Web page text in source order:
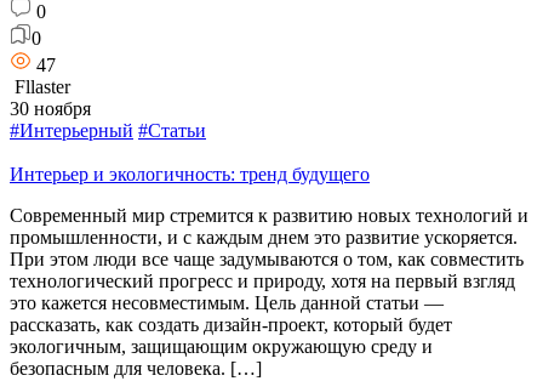
0
0
47
Fllaster
30 ноября
#Интерьерный #Статьи
Интерьер и экологичность: тренд будущего
Современный мир стремится к развитию новых технологий и
промышленности, и с каждым днем это развитие ускоряется.
При этом люди все чаще задумываются о том, как совместить
технологический прогресс и природу, хотя на первый взгляд
это кажется несовместимым. Цель данной статьи —
рассказать, как создать дизайн-проект, который будет
экологичным, защищающим окружающую среду и
безопасным для человека. […]